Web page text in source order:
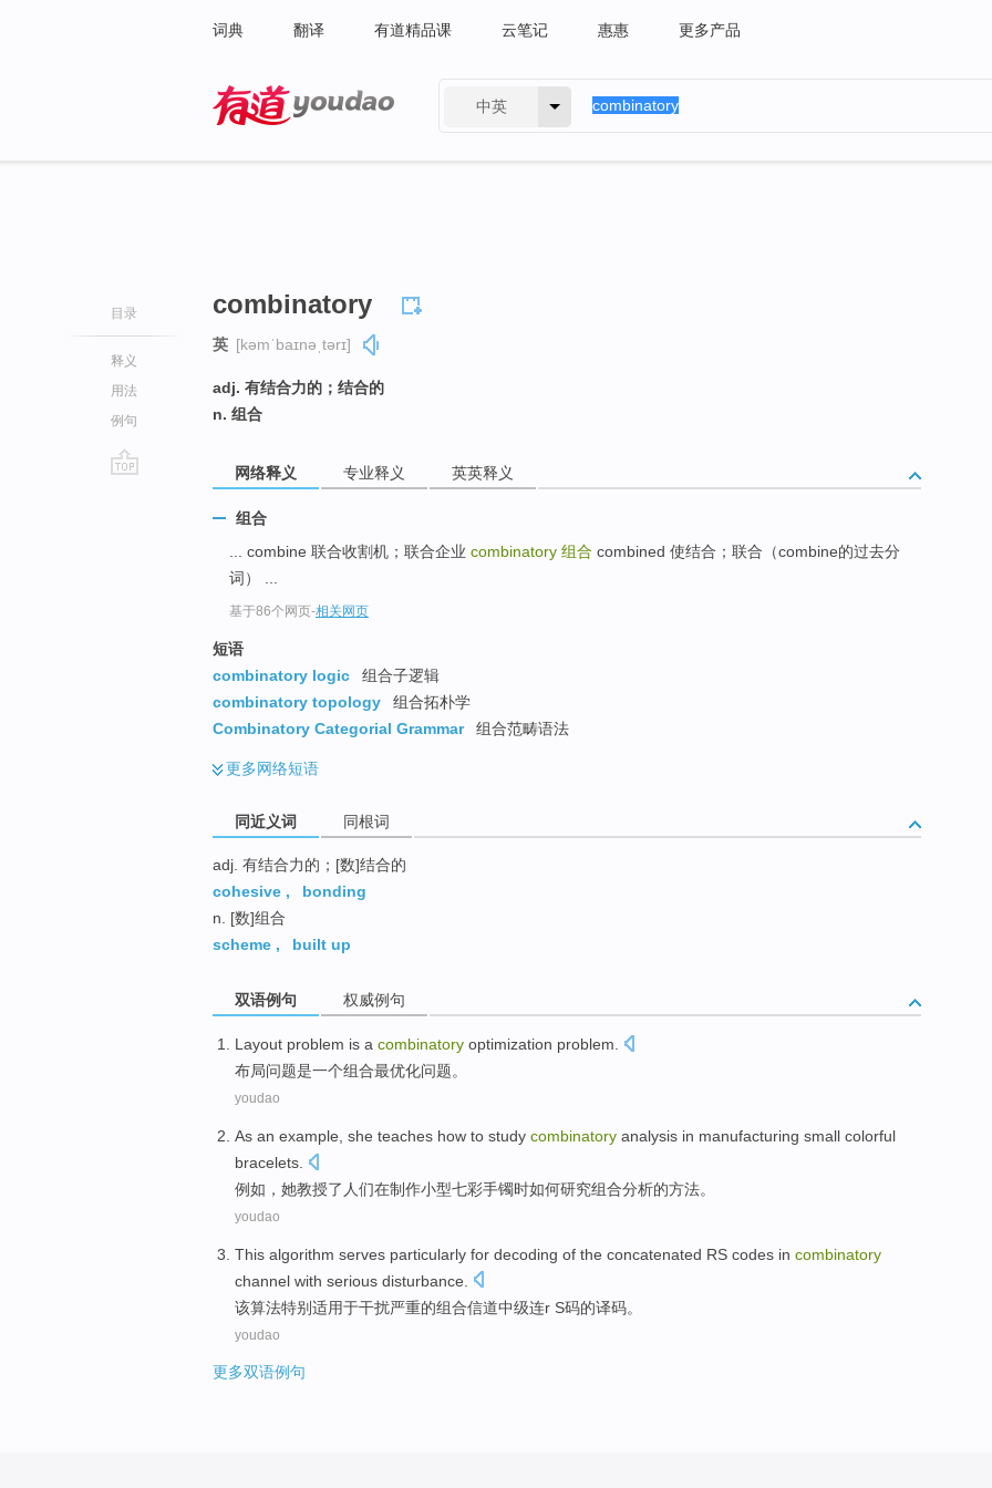
词典 翻译 有道精品课 云笔记 惠惠 更多产品
中英
目录
释义
用法
例句
combinatory
英 [kəmˈbaɪnəˌtərɪ]
adj. 有结合力的；结合的
n. 组合
网络释义 专业释义 英英释义
组合
... combine 联合收割机；联合企业 combinatory 组合 combined 使结合；联合（combine的过去分
词） ...
基于86个网页-相关网页
短语
combinatory logic
组合子逻辑
combinatory topology
组合拓朴学
Combinatory Categorial Grammar
组合范畴语法
更多网络短语
同近义词 同根词
adj. 有结合力的；[数]结合的
cohesive ,
bonding
n. [数]组合
scheme , built up
双语例句 权威例句
Layout problem is a combinatory optimization problem.
布局问题是一个组合最优化问题。
youdao
As an example she teaches how to study combinatory analysis in manufacturing small colorful
bracelets
例如 ， 她教授了人们在制作小型七彩手镯时如何研究组合分析的方法。
youdao
This algorithm serves particularly for decoding of the concatenated RS codes in combinatory
channel with serious disturbance
该算法特别适用于干扰严重的组合信道中级连r S码的译码。
youdao
更多双语例句